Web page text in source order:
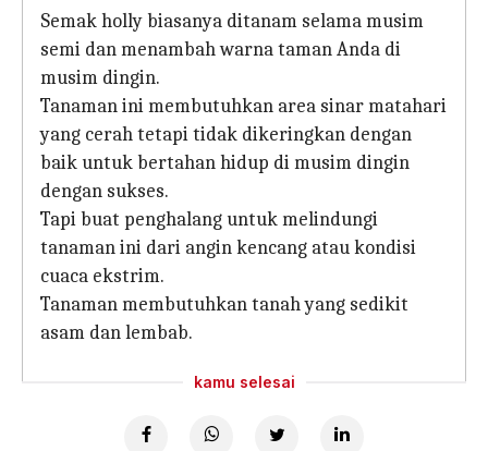
Semak holly biasanya ditanam selama musim
semi dan menambah warna taman Anda di
musim dingin.
Tanaman ini membutuhkan area sinar matahari
yang cerah tetapi tidak dikeringkan dengan
baik untuk bertahan hidup di musim dingin
dengan sukses.
Tapi buat penghalang untuk melindungi
tanaman ini dari angin kencang atau kondisi
cuaca ekstrim.
Tanaman membutuhkan tanah yang sedikit
asam dan lembab.
kamu selesai